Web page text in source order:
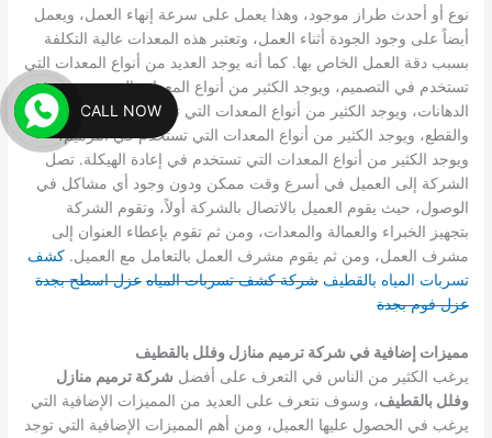
نوع أو أحدث طراز موجود، وهذا يعمل على سرعة إنهاء العمل، ويعمل
أيضاً على وجود الجودة أثناء العمل، وتعتبر هذه المعدات عالية التكلفة
بسبب دقة العمل الخاص بها.كما أنه يوجد العديد من أنواع المعدات التي
تستخدم في التصميم، ويوجد الكثير من أنواع المعدات التي تستخدم في
الدهانات، ويوجد الكثير من أنواع المعدات التي تستخدم في اللصق
والقطع، ويوجد الكثير من أنواع المعدات التي تستخدم في الترميم،
ويوجد الكثير من أنواع المعدات التي تستخدم في إعادة الهيكلة.تصل
الشركة إلى العميل في أسرع وقت ممكن ودون وجود أي مشاكل في
الوصول، حيث يقوم العميل بالاتصال بالشركة أولاً، وتقوم الشركة
بتجهيز الخبراء والعمالة والمعدات، ومن ثم تقوم بإعطاء العنوان إلى
مشرف العمل، ومن ثم يقوم مشرف العمل بالتعامل مع العميل.كشف
تسربات المياه بالقطيف شركة كشف تسربات المياه عزل اسطح بجدة
عزل فوم بجدة
مميزات إضافية في شركة ترميم منازل وفلل بالقطيف
يرغب الكثير من الناس في التعرف على أفضل شركة ترميم منازل
وفلل بالقطيف، وسوف نتعرف على العديد من المميزات الإضافية التي
يرغب في الحصول عليها العميل، ومن أهم المميزات الإضافية التي توجد
CALL NOW